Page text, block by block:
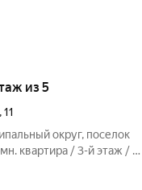
из 5
,11
округ, поселок
квартира / 3-й этаж / 5
(изолир.), с/у